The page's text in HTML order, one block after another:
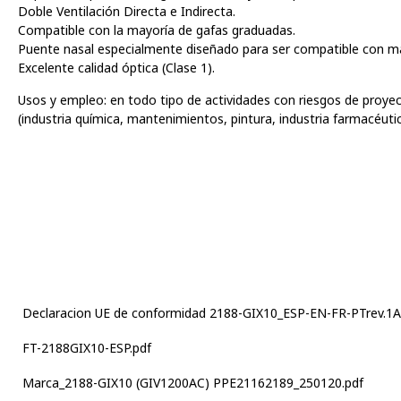
Doble Ventilación Directa e Indirecta.
Compatible con la mayoría de gafas graduadas.
Puente nasal especialmente diseñado para ser compatible con
Excelente calidad óptica (Clase 1).
Usos y empleo: en todo tipo de actividades con riesgos de
(industria química, mantenimientos, pintura, industria
Declaracion UE de conformidad 2188-GIX10_ESP-EN-FR-
FT-2188GIX10-ESP.pdf
Marca_2188-GIX10 (GIV1200AC) PPE21162189_250120.pdf